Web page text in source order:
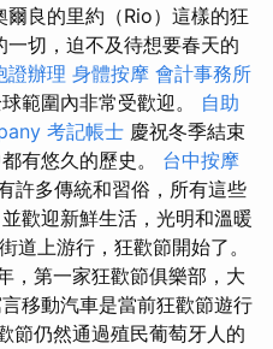
爾良的里約（Rio）這樣的狂
切，迫不及待想要春天的
證辦理 身體按摩 會計事務所
範圍內非常受歡迎。 自助
考記帳士 慶祝冬季結束
有悠久的歷史。 台中按摩
許多傳統和習俗，所有這些
歡迎新鮮生活，光明和溫暖
道上游行，狂歡節開始了。
，第一家狂歡節俱樂部，大
移動汽車是當前狂歡節遊行
節仍然通過殖民葡萄牙人的